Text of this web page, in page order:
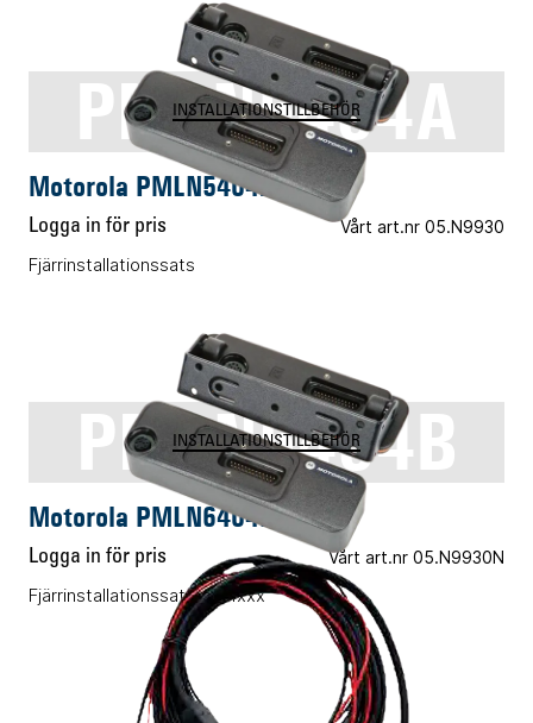
PMLN5404A
INSTALLATIONSTILLBEHÖR
Motorola PMLN5404A
Logga in för pris Vårt art.nr 05.N9930
Fjärrinstallationssats
PMLN6404B
INSTALLATIONSTILLBEHÖR
Motorola PMLN6404B
Logga in för pris Vårt art.nr 05.N9930N
Fjärrinstallationssats DM4xxx